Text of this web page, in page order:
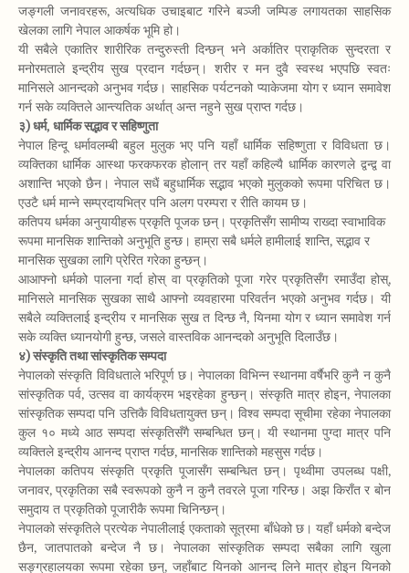
जङ्गली जनावरहरू, अत्यधिक उचाइबाट गरिने बञ्जी जम्पिङ लगायतका साहसिक
खेलका लागि नेपाल आकर्षक भूमि हो।
यी सबैले एकातिर शारीरिक तन्दुरुस्ती दिन्छन् भने अर्कातिर प्राकृतिक सुन्दरता र
मनोरमताले इन्द्रीय सुख प्रदान गर्दछन्। शरीर र मन दुवै स्वस्थ भएपछि स्वतः
मानिसले आनन्दको अनुभव गर्दछ। साहसिक पर्यटनको प्याकेजमा योग र ध्यान समावेश
गर्न सके व्यक्तिले आन्त्यतिक अर्थात् अन्त नहुने सुख प्राप्त गर्दछ।
३) धर्म, धार्मिक सद्भाव र सहिष्णुता
नेपाल हिन्दू धर्मावलम्बी बहुल मुलुक भए पनि यहाँ धार्मिक सहिष्णुता र विविधता छ।
व्यक्तिका धार्मिक आस्था फरकफरक होलान् तर यहाँ कहिल्यै धार्मिक कारणले द्वन्द्व वा
अशान्ति भएको छैन। नेपाल सधैं बहुधार्मिक सद्भाव भएको मुलुकको रूपमा परिचित छ।
एउटै धर्म मान्ने सम्प्रदायभित्र पनि अलग परम्परा र रीति कायम छ।
कतिपय धर्मका अनुयायीहरू प्रकृति पूजक छन्। प्रकृतिसँग सामीप्य राख्दा स्वाभाविक
रूपमा मानसिक शान्तिको अनुभूति हुन्छ। हाम्रा सबै धर्मले हामीलाई शान्ति, सद्भाव र
मानसिक सुखका लागि प्रेरित गरेका हुन्छन्।
आआफ्नो धर्मको पालना गर्दा होस् वा प्रकृतिको पूजा गरेर प्रकृतिसँग रमाउँदा होस्,
मानिसले मानसिक सुखका साथै आफ्नो व्यवहारमा परिवर्तन भएको अनुभव गर्दछ। यी
सबैले व्यक्तिलाई इन्द्रीय र मानसिक सुख त दिन्छ नै, यिनमा योग र ध्यान समावेश गर्न
सके व्यक्ति ध्यानयोगी हुन्छ, जसले वास्तविक आनन्दको अनुभूति दिलाउँछ।
४) संस्कृति तथा सांस्कृतिक सम्पदा
नेपालको संस्कृति विविधताले भरिपूर्ण छ। नेपालका विभिन्न स्थानमा वर्षैभरि कुनै न कुनै
सांस्कृतिक पर्व, उत्सव वा कार्यक्रम भइरहेका हुन्छन्। संस्कृति मात्र होइन, नेपालका
सांस्कृतिक सम्पदा पनि उत्तिकै विविधतायुक्त छन्। विश्व सम्पदा सूचीमा रहेका नेपालका
कुल १० मध्ये आठ सम्पदा संस्कृतिसँगै सम्बन्धित छन्। यी स्थानमा पुग्दा मात्र पनि
व्यक्तिले इन्द्रीय आनन्द प्राप्त गर्दछ, मानसिक शान्तिको महसुस गर्दछ।
नेपालका कतिपय संस्कृति प्रकृति पूजासँग सम्बन्धित छन्। पृथ्वीमा उपलब्ध पक्षी,
जनावर, प्रकृतिका सबै स्वरूपको कुनै न कुनै तवरले पूजा गरिन्छ। अझ किराँत र बोन
समुदाय त प्रकृतिको पूजारीकै रूपमा चिनिन्छन्।
नेपालको संस्कृतिले प्रत्येक नेपालीलाई एकताको सूत्रमा बाँधेको छ। यहाँ धर्मको बन्देज
छैन, जातपातको बन्देज नै छ। नेपालका सांस्कृतिक सम्पदा सबैका लागि खुला
सङ्ग्रहालयका रूपमा रहेका छन्, जहाँबाट यिनको आनन्द लिने मात्र होइन यिनको